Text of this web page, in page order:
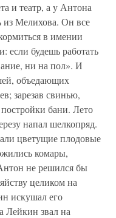
и театр, а у Антона
Мелихова. Он все
в имении
если будешь работать
ни на пол». И
объедающих
зарезав свинью,
бани. Лето
напал шелкопряд.
цветущие плодовые
комары,
не решился бы
целиком на
искушал его
Лейкин звал на